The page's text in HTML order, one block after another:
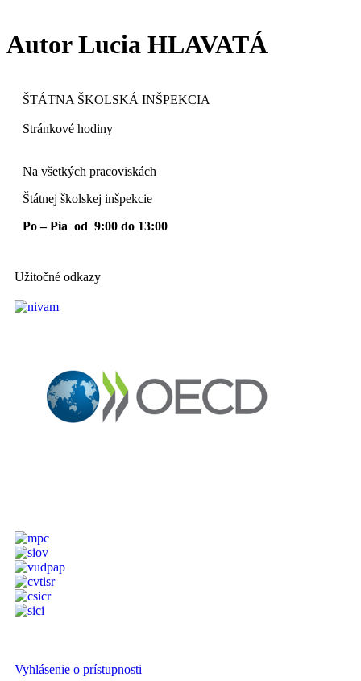
AutorLucia HLAVATÁ
ŠTÁTNA ŠKOLSKÁ INŠPEKCIA
Stránkové hodiny​
Na všetkých pracoviskách
Štátnej školskej inšpekcie
Po – Pia od 9:00 do 13:00
Užitočné odkazy
Vyhlásenie o prístupnosti